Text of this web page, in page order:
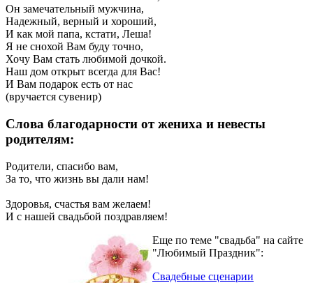
Он замечательный мужчина,
Надежный, верный и хороший,
И как мой папа, кстати, Леша!
Я не снохой Вам буду точно,
Хочу Вам стать любимой дочкой.
Наш дом открыт всегда для Вас!
И Вам подарок есть от нас
(вручается сувенир)
Слова благодарности от жениха и невесты
родителям:
Родители, спасибо вам,
За то, что жизнь вы дали нам!
Здоровья, счастья вам желаем!
И с нашей свадьбой поздравляем!
Еще по теме "свадьба" на сайте
"Любимый Праздник":
Свадебные сценарии